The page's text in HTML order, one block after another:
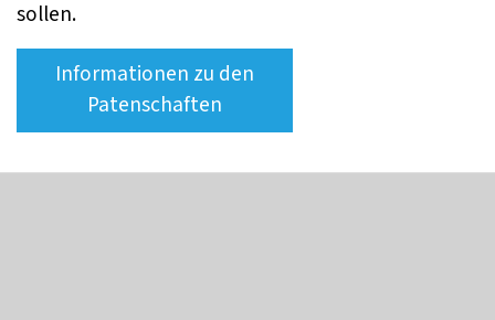
sollen.
Informationen zu den
Patenschaften